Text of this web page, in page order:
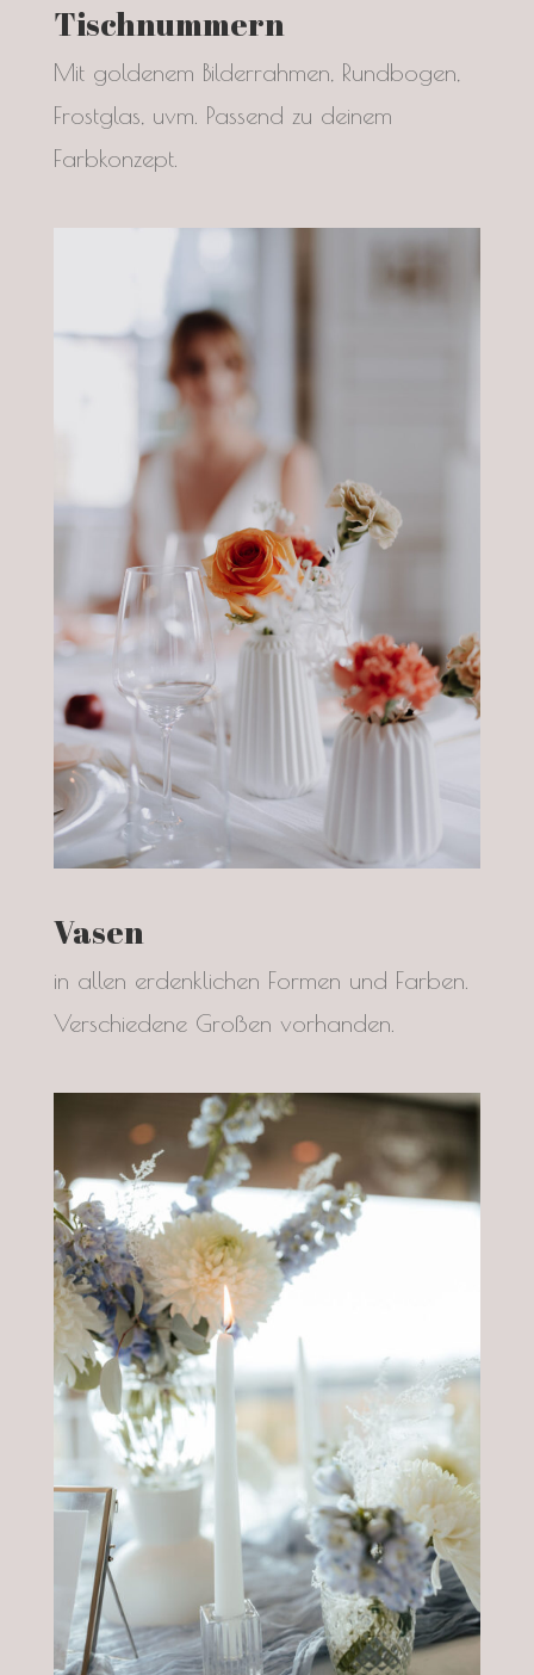
Tischnummern
Mit goldenem Bilderrahmen, Rundbogen,
Frostglas, uvm. Passend zu deinem
Farbkonzept.
Vasen
in allen erdenklichen Formen und Farben.
Verschiedene Großen vorhanden.